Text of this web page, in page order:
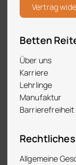
Vertrag
Betten
Über uns
Karriere
Lehrlinge
Manufaktur
Barrierefreiheit
Rechtliches
Allgemeine